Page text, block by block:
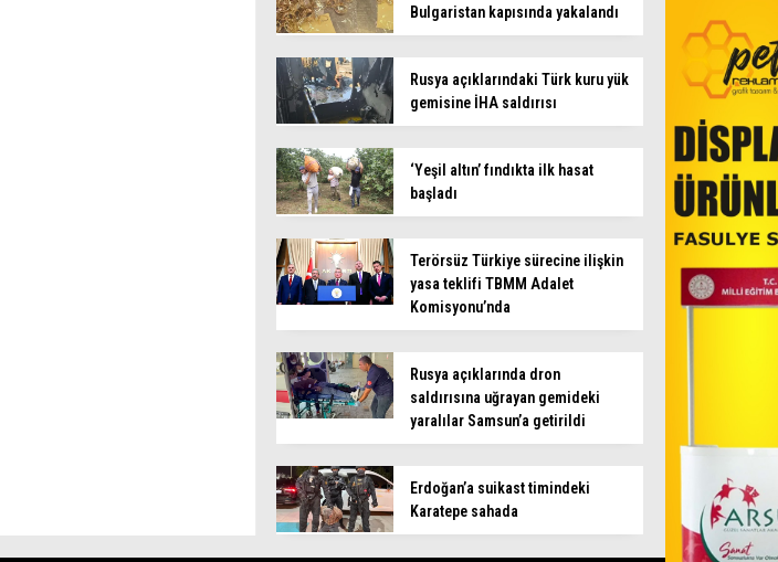
Bulgaristan kapısında yakalandı
Rusya açıklarındaki Türk kuru yük
gemisine İHA saldırısı
‘Yeşil altın’ fındıkta ilk hasat
başladı
Terörsüz Türkiye sürecine ilişkin
yasa teklifi TBMM Adalet
Komisyonu’nda
Rusya açıklarında dron
saldırısına uğrayan gemideki
yaralılar Samsun’a getirildi
Erdoğan’a suikast timindeki
Karatepe sahada